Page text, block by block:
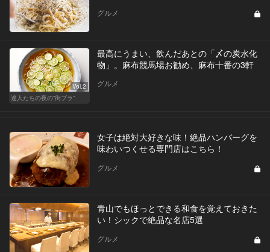
グルメ
Vol.2
達人たちの夜の“街ブラ”
最高にうまい、飲んだあとの「〆の炭水化
物」。麻布競馬場お勧め、麻布十番の3軒
グルメ
女子は絶対大好きな味！絶品ハンバーグを
味わいつくせる専門店はこちら！
グルメ
青山でもほっとできる和食を覚えておきた
い！シックで絶品な名店5選
グルメ